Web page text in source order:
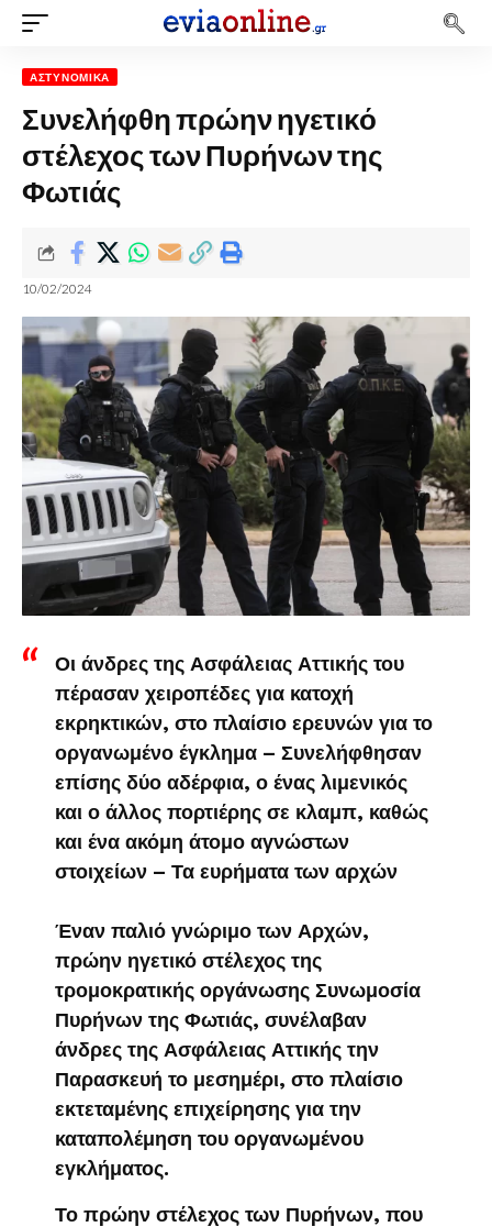
ΑΣΤΥΝΟΜΙΚΆ
Συνελήφθη πρώην ηγετικό
στέλεχος των Πυρήνων της
Φωτιάς
10/02/2024
Οι άνδρες της Ασφάλειας Αττικής του
πέρασαν χειροπέδες για κατοχή
εκρηκτικών, στο πλαίσιο ερευνών για το
οργανωμένο έγκλημα – Συνελήφθησαν
επίσης δύο αδέρφια, ο ένας λιμενικός
και ο άλλος πορτιέρης σε κλαμπ, καθώς
και ένα ακόμη άτομο αγνώστων
στοιχείων – Τα ευρήματα των αρχών
Έναν παλιό γνώριμο των Αρχών,
πρώην ηγετικό στέλεχος της
τρομοκρατικής οργάνωσης Συνωμοσία
Πυρήνων της Φωτιάς, συνέλαβαν
άνδρες της Ασφάλειας Αττικής την
Παρασκευή το μεσημέρι, στο πλαίσιο
εκτεταμένης επιχείρησης για την
καταπολέμηση του οργανωμένου
εγκλήματος.
Το πρώην στέλεχος των Πυρήνων, που